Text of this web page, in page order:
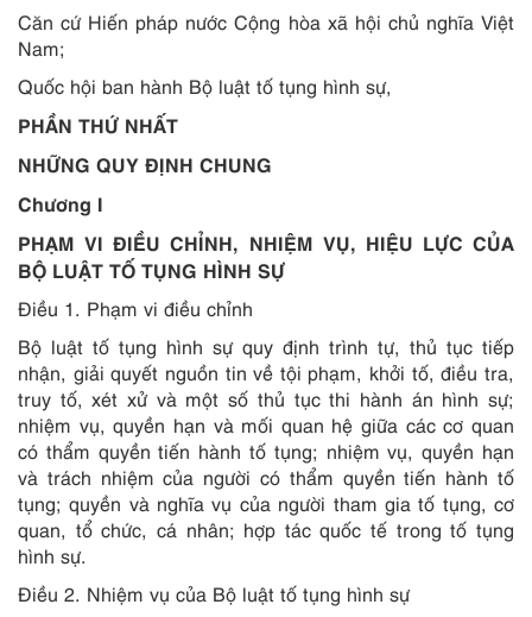
Căn cứ Hiến pháp nước Cộng hòa xã hội chủ nghĩa Việt
Nam;
Quốc hội ban hành Bộ luật tố tụng hình sự,
PHẦN THỨ NHẤT
NHỮNG QUY ĐỊNH CHUNG
Chương I
PHẠM VI ĐIỀU CHỈNH, NHIỆM VỤ, HIỆU LỰC CỦA
BỘ LUẬT TỐ TỤNG HÌNH SỰ
Điều 1. Phạm vi điều chỉnh
Bộ luật tố tụng hình sự quy định trình tự, thủ tục tiếp
nhận, giải quyết nguồn tin về tội phạm, khởi tố, điều tra,
truy tố, xét xử và một số thủ tục thi hành án hình sự;
nhiệm vụ, quyền hạn và mối quan hệ giữa các cơ quan
có thẩm quyền tiến hành tố tụng; nhiệm vụ, quyền hạn
và trách nhiệm của người có thẩm quyền tiến hành tố
tụng; quyền và nghĩa vụ của người tham gia tố tụng, cơ
quan, tổ chức, cá nhân; hợp tác quốc tế trong tố tụng
hình sự.
Điều 2. Nhiệm vụ của Bộ luật tố tụng hình sự